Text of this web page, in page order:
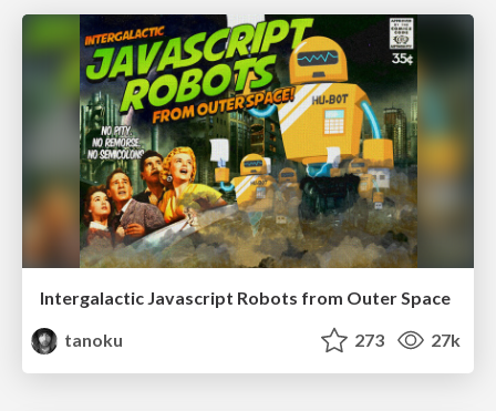
Intergalactic Javascript Robots from Outer Space
tanoku
273 27k